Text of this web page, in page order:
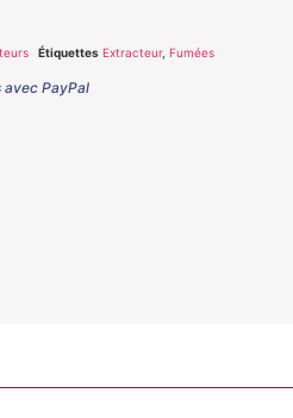
Étiquettes Extracteur, Fumées
avec PayPal